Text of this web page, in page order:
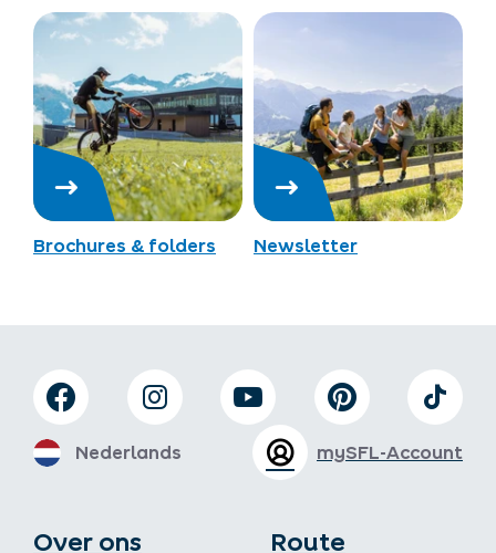
Brochures & folders Newsletter
Over ons Route
mySFL-Account
Nederlands